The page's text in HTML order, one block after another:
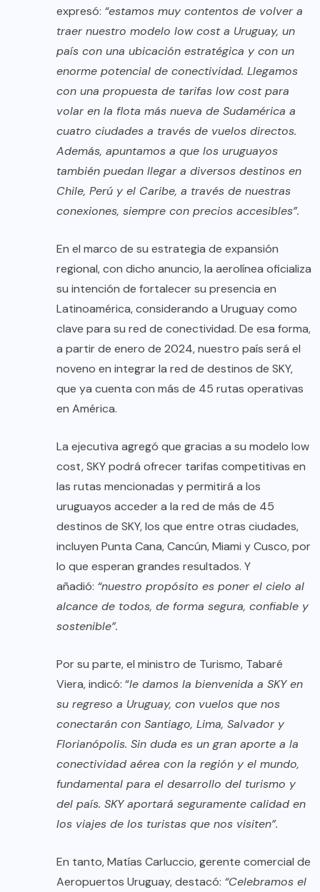
expresó: “estamos muy contentos de volver a
traer nuestro modelo low cost a Uruguay, un
país con una ubicación estratégica y con un
enorme potencial de conectividad. Llegamos
con una propuesta de tarifas low cost para
volar en la flota más nueva de Sudamérica a
cuatro ciudades a través de vuelos directos.
Además, apuntamos a que los uruguayos
también puedan llegar a diversos destinos en
Chile, Perú y el Caribe, a través de nuestras
conexiones, siempre con precios accesibles”.
En el marco de su estrategia de expansión
regional, con dicho anuncio, la aerolínea oficializa
su intención de fortalecer su presencia en
Latinoamérica, considerando a Uruguay como
clave para su red de conectividad. De esa forma,
a partir de enero de 2024, nuestro país será el
noveno en integrar la red de destinos de SKY,
que ya cuenta con más de 45 rutas operativas
en América.
La ejecutiva agregó que gracias a su modelo low
cost, SKY podrá ofrecer tarifas competitivas en
las rutas mencionadas y permitirá a los
uruguayos acceder a la red de más de 45
destinos de SKY, los que entre otras ciudades,
incluyen Punta Cana, Cancún, Miami y Cusco, por
lo que esperan grandes resultados. Y
añadió: “nuestro propósito es poner el cielo al
alcance de todos, de forma segura, confiable y
sostenible”.
Por su parte, el ministro de Turismo, Tabaré
Viera, indicó: “le damos la bienvenida a SKY en
su regreso a Uruguay, con vuelos que nos
conectarán con Santiago, Lima, Salvador y
Florianópolis. Sin duda es un gran aporte a la
conectividad aérea con la región y el mundo,
fundamental para el desarrollo del turismo y
del país. SKY aportará seguramente calidad en
los viajes de los turistas que nos visiten”.
En tanto, Matías Carluccio, gerente comercial de
Aeropuertos Uruguay, destacó: “Celebramos el